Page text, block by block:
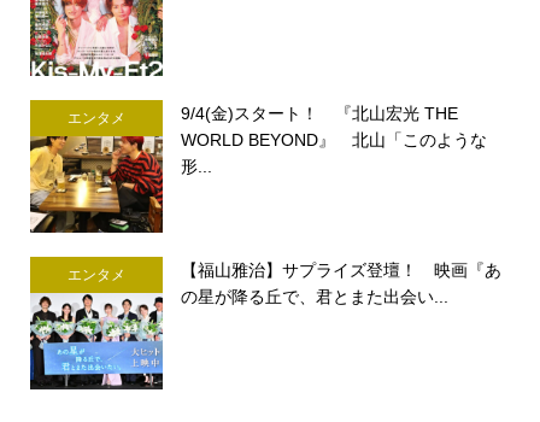
エンタメ
9/4(金)スタート！ 『北山宏光 THE
WORLD BEYOND』 北山「このような
形...
エンタメ
【福山雅治】サプライズ登壇！ 映画『あ
の星が降る丘で、君とまた出会い...